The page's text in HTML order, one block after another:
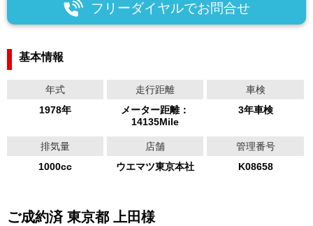
フリーダイヤルでお問合せ
基本情報
年式
1978年
走行距離
メーター距離：
14135Mile
車検
3年車検
排気量
1000cc
店舗
ウエマツ東京本社
管理番号
K08658
ご成約済 東京都 上田様